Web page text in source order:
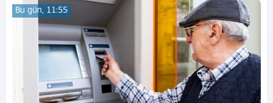
Bu gün, 11:55